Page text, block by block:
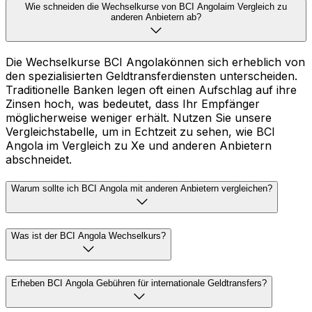
Wie schneiden die Wechselkurse von BCI Angolaim Vergleich zu
anderen Anbietern ab?
Die Wechselkurse BCI Angolakönnen sich erheblich von
den spezialisierten Geldtransferdiensten unterscheiden.
Traditionelle Banken legen oft einen Aufschlag auf ihre
Zinsen hoch, was bedeutet, dass Ihr Empfänger
möglicherweise weniger erhält. Nutzen Sie unsere
Vergleichstabelle, um in Echtzeit zu sehen, wie BCI
Angola im Vergleich zu Xe und anderen Anbietern
abschneidet.
Warum sollte ich BCI Angola mit anderen Anbietern vergleichen?
Was ist der BCI Angola Wechselkurs?
Erheben BCI Angola Gebühren für internationale Geldtransfers?